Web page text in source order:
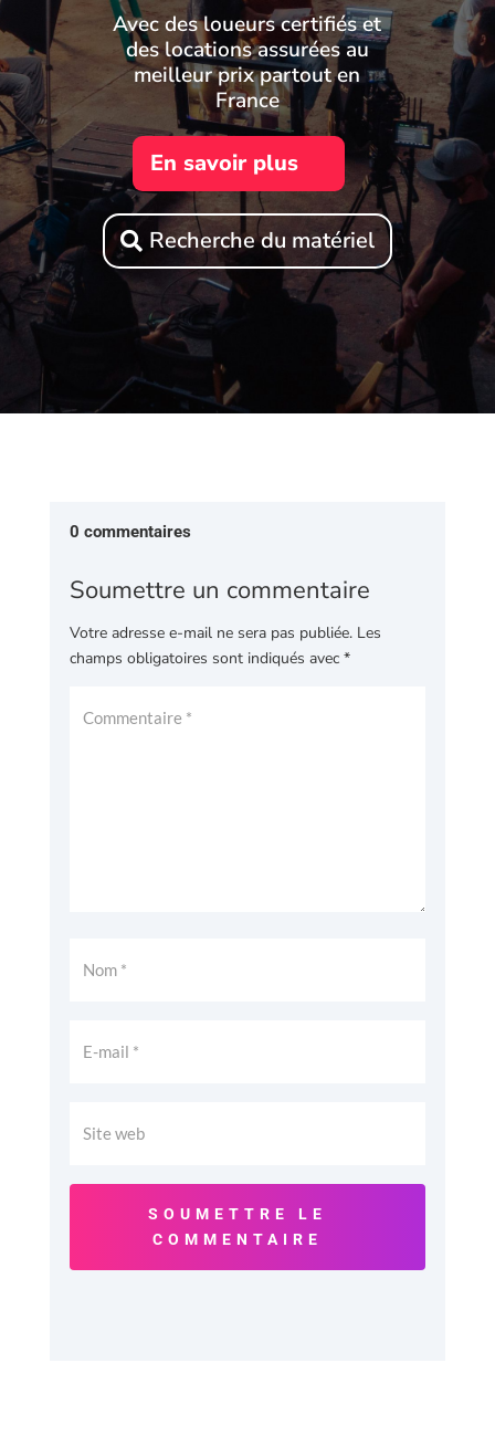
Avec des loueurs certifiés et
des locations assurées au
meilleur prix partout en
France
En savoir plus
Recherche du matériel
0 commentaires
Soumettre un commentaire
Votre adresse e-mail ne sera pas publiée. Les
champs obligatoires sont indiqués avec *
SOUMETTRE LE
COMMENTAIRE